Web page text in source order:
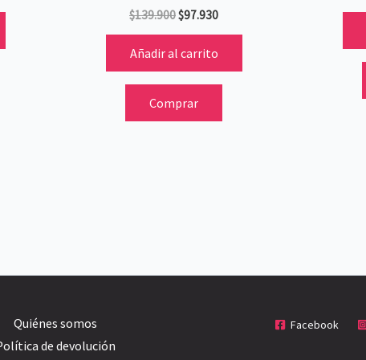
$139.900$97.930
Añadir al carrito
Comprar
Quiénes somos
de devolución
Facebook